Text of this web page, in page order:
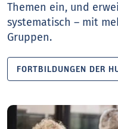
Themen ein, und
systematisch – mit
Gruppen.
FORTBILDUNGEN DER